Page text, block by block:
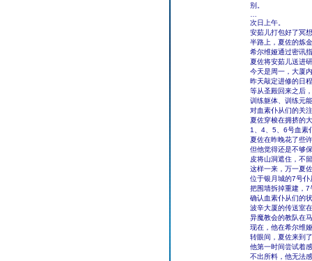
别。
次日上午。
安茹儿打包好了冥
半路上，夏佐的炼
希尔维娅通过密讯
夏佐将安茹儿送进
今天是周一，大厦
昨天敲定进修的日
等从圣殿回来之后
训练躯体、训练元
对血素仆从们的关
夏佐穿梭在拥挤的
1、4、5、6号血素
夏佐在昨晚花了些
但他觉得还是不够
皮将山洞遮住，不
这样一来，万一夏
位于银月城的7号仆
把围墙拆掉重建，
确认血素仆从们的
波辛大厦的传送室
异魔教会的教队在
现在，他在希尔维
转眼间，夏佐来到
他第一时间尝试着
不出所料，他无法